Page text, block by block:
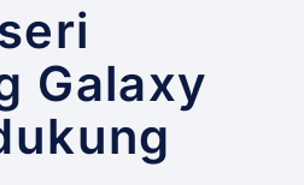
Galaxy